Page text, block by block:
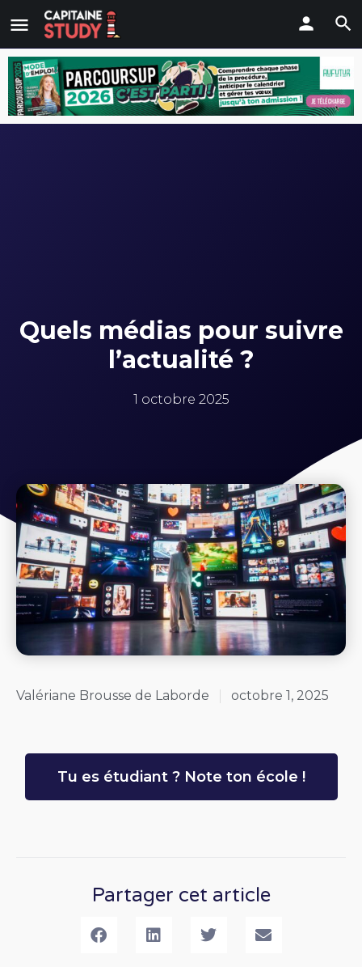
Quels médias pour suivre
l’actualité ?
1 octobre 2025
Valériane Brousse de Laborde octobre 1, 2025
Tu es étudiant ? Note ton école !
Partager cet article